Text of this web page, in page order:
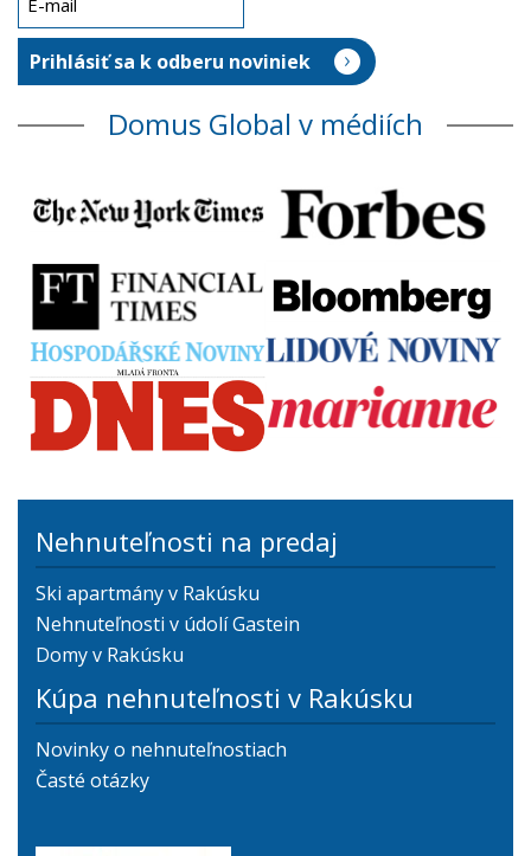
Domus Global v médiích
Nehnuteľnosti na predaj
Ski apartmány v Rakúsku
Nehnuteľnosti v údolí Gastein
Domy v Rakúsku
Kúpa nehnuteľnosti v Rakúsku
Novinky o nehnuteľnostiach
Časté otázky